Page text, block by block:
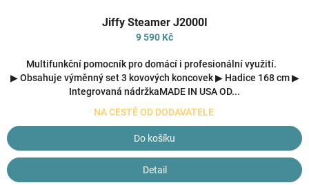
hodnocení
produktu
3,9
z
5
Jiffy Steamer J2000I
9 590 Kč
Multifunkční pomocník pro domácí i profesionální využití.
▶ Obsahuje výměnný set 3 kovových koncovek ▶ Hadice 168 cm ▶
Integrovaná nádržkaMADE IN USA OD...
NA CESTĚ OD DODAVATELE
Do košíku
Detail